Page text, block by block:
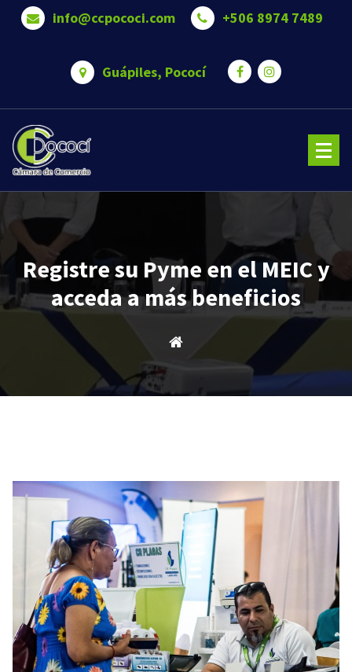
Saltar
info@ccpococi.com +506 8974 7489
Guápiles, Pococí
oportunidades a nuestros asociados.
Registre su Pyme en el MEIC y
acceda a más beneficios